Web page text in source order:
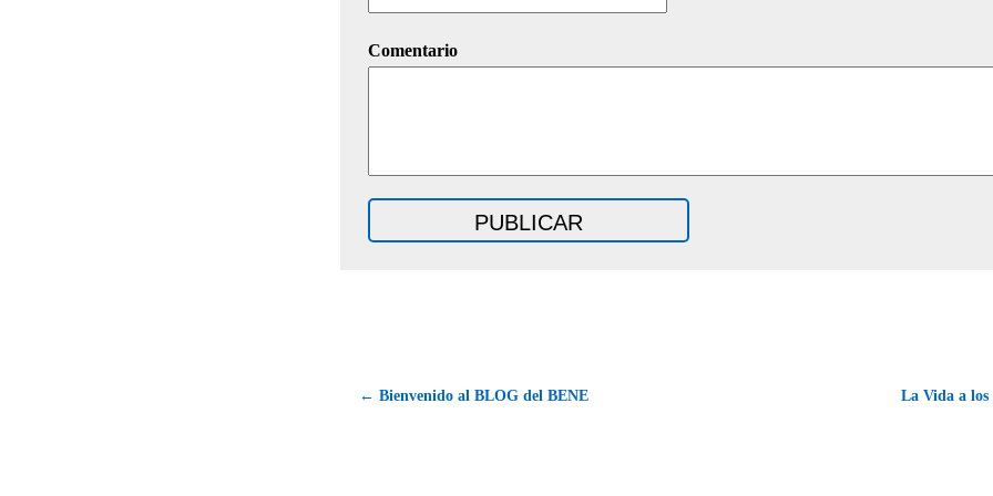
Comentario
← Bienvenido al BLOG del BENE La Vida a